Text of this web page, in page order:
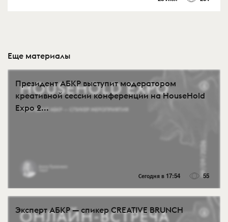
Еще материалы
Президент АБКР выступит модератором
креативной сессии конференции на HouseHold
Expo 2...
Сегодня в 17:54 55
Эксперт АБКР — спикер CREATIVE BRUNCH